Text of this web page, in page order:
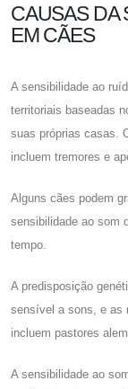
CAUSAS DA
EM CÃES
A sensibilidade ao
territoriais baseadas
suas próprias casas.
incluem tremores e
Alguns cães podem
sensibilidade ao som
tempo.
A predisposição
sensível a sons, e as
incluem pastores
A sensibilidade ao